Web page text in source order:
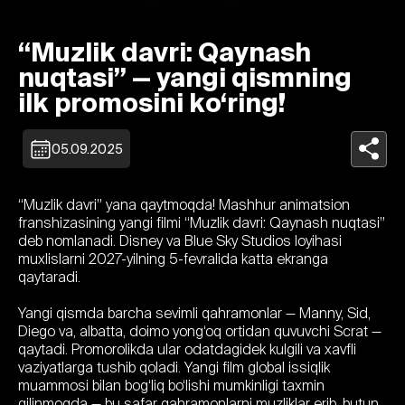
“Muzlik davri: Qaynash
nuqtasi” — yangi qismning
ilk promosini ko‘ring!
05.09.2025
“Muzlik davri” yana qaytmoqda! Mashhur animatsion
franshizasining yangi filmi “Muzlik davri: Qaynash nuqtasi”
deb nomlanadi. Disney va Blue Sky Studios loyihasi
muxlislarni 2027-yilning 5-fevralida katta ekranga
qaytaradi.
Yangi qismda barcha sevimli qahramonlar — Manny, Sid,
Diego va, albatta, doimo yong‘oq ortidan quvuvchi Scrat —
qaytadi. Promorolikda ular odatdagidek kulgili va xavfli
vaziyatlarga tushib qoladi. Yangi film global issiqlik
muammosi bilan bog‘liq bo‘lishi mumkinligi taxmin